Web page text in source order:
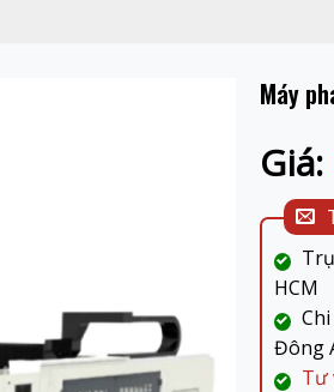
Máy
Giá:
HCM
Đông
Tư